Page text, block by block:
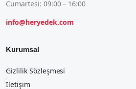
Cumartesi: 09:00 – 16:00
info@heryedek.com
Kurumsal
Gizlilik Sözleşmesi
İletişim